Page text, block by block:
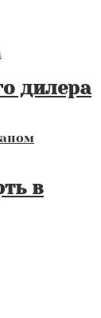
дилера
в